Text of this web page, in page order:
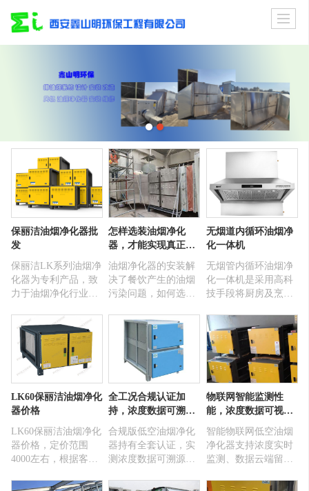
保丽洁油烟净化器批
发
保丽洁LK系列油烟净
化器为专利产品，致
力于油烟净化行业十
域的大型商业综合
体，企业、单位、酒
店等提供油烟净化方
案以及严格的排放标
准，实际排放率优惠
行业标准。这也是保
丽洁油烟净化器在行
业成为翘首的原因。
怎样选装油烟净化
器，才能实现真正达
标排放？
油烟净化器的安装解
决了餐饮产生的油烟
污染问题，如何选择
有方法了。西安鑫山
明环保为客户提供免
费的勘查现场服务，
根据周边情况以及排
放标准提供设计方
案，油烟净化器设备
选型，合理的报价。
无烟道内循环油烟净
化一体机
无烟管内循环油烟净
化一体机是采用高科
技手段将厨房及烹饪
在室内进行净化处理
的一种电器设备。从
解决社会大气污染及
净化家庭室内空气出
发经过多年的研究和
实验开发生产出了一
种适合国人烹饪需要
的不用接烟管向室外
排放的内循环油烟净
化器，它的主要特点
是将人们厨房生活产
装的净化器进行净化
LK60保丽洁油烟净化
器价格
LK60保丽洁油烟净化
器价格，定价范围
4000左右，根据客户
适当优惠打折。该款
全工况合规认证加
持，浓度数据可溯
源，西安全场景餐饮
验收一次过
合规版低空油烟净化
器持有全套认证，实
测浓度数据可溯源，
各类餐饮场景，资质
物联网智能监测性
能，浓度数据可视
化，西安连锁餐饮合
规台账一键生成
智能物联网低空油烟
净化器支持浓度实时
监测、数据云端留
警，一键生成合规电